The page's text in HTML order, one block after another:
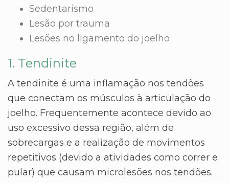
Sedentarismo
Lesão por trauma
Lesões no ligamento do joelho
1. Tendinite
A tendinite é uma inflamação nos tendões
que conectam os músculos à articulação do
joelho. Frequentemente acontece devido ao
uso excessivo dessa região, além de
sobrecargas e a realização de movimentos
repetitivos (devido a atividades como correr e
pular) que causam microlesões nos tendões.